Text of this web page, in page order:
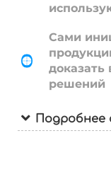
Сами
доказать
решений
Подробнее